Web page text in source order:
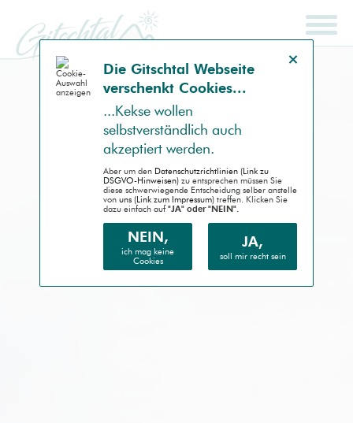
SCHNELLSUCHE
ENDGERÄT
Handheld (PDA)
Barrierefrei (AA)
Die Gitsch­tal Web­seite
ver­schenkt Coo­kies...
...Kek­se wollen
selbst­ver­ständlich auch
akzep­tiert werden.
Aber um den Daten­schutz­richtlinien (Link zu
DSGVO-Hinweisen) zu entsprechen müssen Sie
diese schwer­wiegende Entscheidung selber anstelle
von uns (Link zum Impressum) treffen. Klicken Sie
dazu einfach auf"JA" oder "NEIN".
NEIN,
ich mag keine
Cookies
JA,
soll mir recht sein